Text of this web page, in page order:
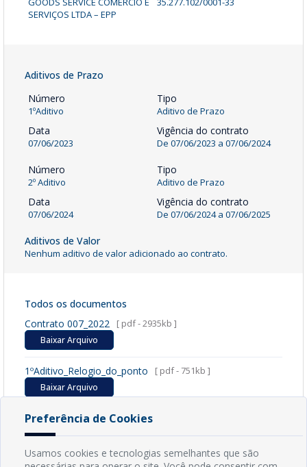
SERVIÇOS LTDA – EPP
Aditivos de Prazo
Número
1ºAditivo
Tipo
Aditivo de Prazo
Data
07/06/2023
Vigência do contrato
De 07/06/2023 a 07/06/2024
Número
2º Aditivo
Tipo
Aditivo de Prazo
Data
07/06/2024
Vigência do contrato
De 07/06/2024a 07/06/2025
Aditivos de Valor
Nenhum aditivo de valor adicionado ao contrato.
Todos os documentos
Contrato 007_2022
[ pdf - 2935kb ]
Baixar Arquivo
1ºAditivo_Relogio_do_ponto [ pdf - 751kb ]
Baixar Arquivo
2º Aditivo [ pdf - 142kb ]
Baixar Arquivo
Preferência de Cookies
Usamos cookies e tecnologias semelhantes que são